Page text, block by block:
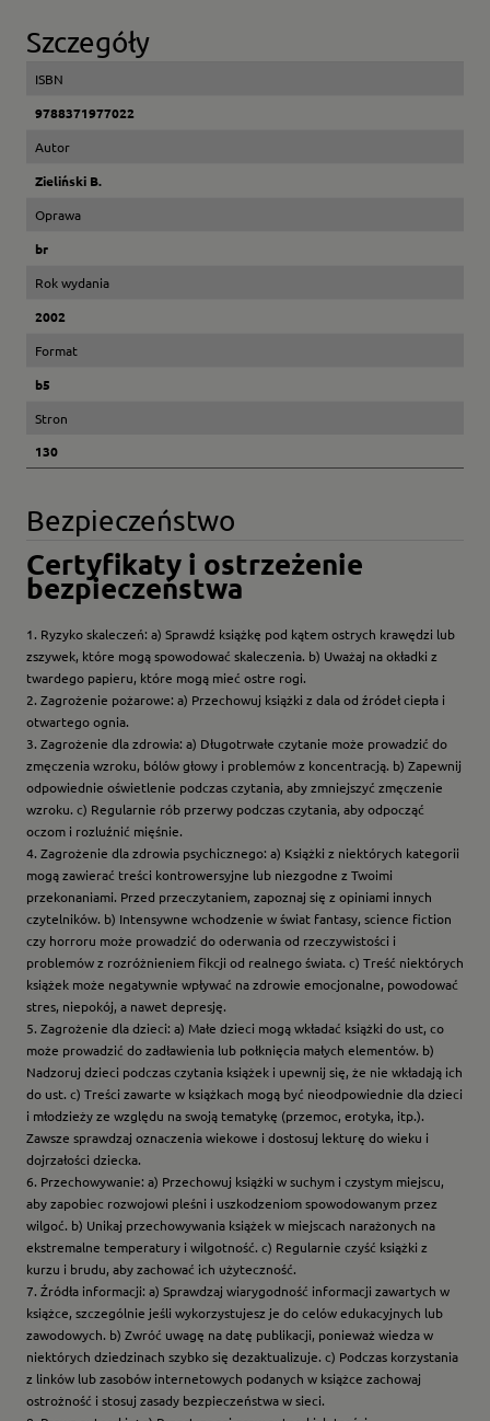
Szczegóły
ISBN
9788371977022
Autor
Zieliński B.
Oprawa
br
Rok wydania
2002
Format
b5
Stron
130
Bezpieczeństwo
Certyfikaty i ostrzeżenie
bezpieczeństwa
1. Ryzyko skaleczeń: a) Sprawdź książkę pod kątem ostrych krawędzi lub
zszywek, które mogą spowodować skaleczenia. b) Uważaj na okładki z
twardego papieru, które mogą mieć ostre rogi.
2. Zagrożenie pożarowe: a) Przechowuj książki z dala od źródeł ciepła i
otwartego ognia.
3. Zagrożenie dla zdrowia: a) Długotrwałe czytanie może prowadzić do
zmęczenia wzroku, bólów głowy i problemów z koncentracją. b) Zapewnij
odpowiednie oświetlenie podczas czytania, aby zmniejszyć zmęczenie
wzroku. c) Regularnie rób przerwy podczas czytania, aby odpocząć
oczom i rozluźnić mięśnie.
4. Zagrożenie dla zdrowia psychicznego: a) Książki z niektórych kategorii
mogą zawierać treści kontrowersyjne lub niezgodne z Twoimi
przekonaniami. Przed przeczytaniem, zapoznaj się z opiniami innych
czytelników. b) Intensywne wchodzenie w świat fantasy, science fiction
czy horroru może prowadzić do oderwania od rzeczywistości i
problemów z rozróżnieniem fikcji od realnego świata. c) Treść niektórych
książek może negatywnie wpływać na zdrowie emocjonalne, powodować
stres, niepokój, a nawet depresję.
5. Zagrożenie dla dzieci: a) Małe dzieci mogą wkładać książki do ust, co
może prowadzić do zadławienia lub połknięcia małych elementów. b)
Nadzoruj dzieci podczas czytania książek i upewnij się, że nie wkładają ich
do ust. c) Treści zawarte w książkach mogą być nieodpowiednie dla dzieci
i młodzieży ze względu na swoją tematykę (przemoc, erotyka, itp.).
Zawsze sprawdzaj oznaczenia wiekowe i dostosuj lekturę do wieku i
dojrzałości dziecka.
6. Przechowywanie: a) Przechowuj książki w suchym i czystym miejscu,
aby zapobiec rozwojowi pleśni i uszkodzeniom spowodowanym przez
wilgoć. b) Unikaj przechowywania książek w miejscach narażonych na
ekstremalne temperatury i wilgotność. c) Regularnie czyść książki z
kurzu i brudu, aby zachować ich użyteczność.
7. Źródła informacji: a) Sprawdzaj wiarygodność informacji zawartych w
książce, szczególnie jeśli wykorzystujesz je do celów edukacyjnych lub
zawodowych. b) Zwróć uwagę na datę publikacji, ponieważ wiedza w
niektórych dziedzinach szybko się dezaktualizuje. c) Podczas korzystania
z linków lub zasobów internetowych podanych w książce zachowaj
ostrożność i stosuj zasady bezpieczeństwa w sieci.